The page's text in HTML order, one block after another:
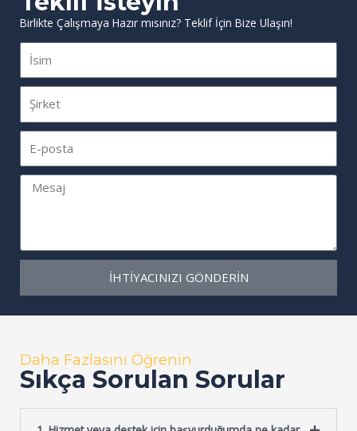
Birlikte Çalışmaya Hazır mısınız? Teklif İçin Bize Ulaşın!
posta
Mesaj
İHTIYACINIZI GÖNDERIN
Daha Fazlasını Öğrenin
Sıkça Sorulan Sorular